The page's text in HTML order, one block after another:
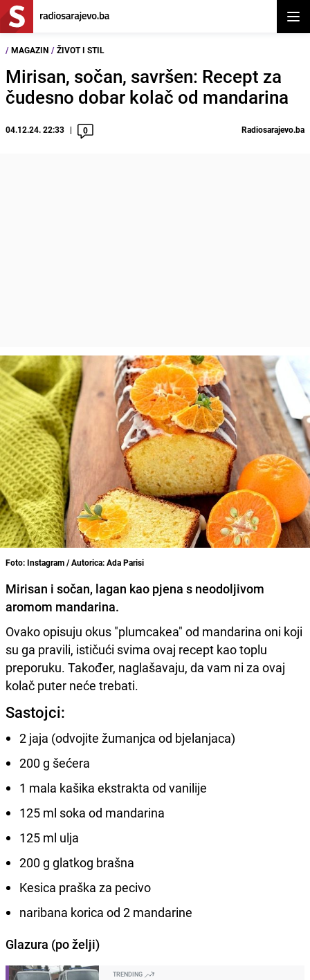
/ MAGAZIN / ŽIVOT I STIL
Mirisan, sočan, savršen: Recept za
čudesno dobar kolač od mandarina
04.12.24. 22:33 0 Radiosarajevo.ba
Foto: Instagram / Autorica: Ada Parisi
Mirisan i sočan, lagan kao pjena s neodoljivom
aromom mandarina.
Ovako opisuju okus "plumcakea" od mandarina oni koji
su ga pravili, ističući svima ovaj recept kao toplu
preporuku. Također, naglašavaju, da vam ni za ovaj
kolač puter neće trebati.
Sastojci:
2 jaja (odvojite žumanjca od bjelanjaca)
200 g šećera
1 mala kašika ekstrakta od vanilije
125 ml soka od mandarina
125 ml ulja
200 g glatkog brašna
Kesica praška za pecivo
naribana korica od 2 mandarine
Glazura (po želji)
TRENDING